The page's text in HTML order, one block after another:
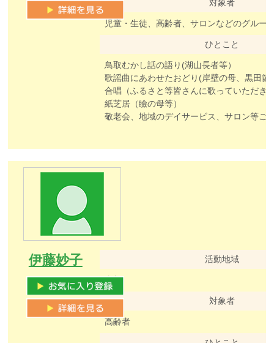
対象者
児童・生徒、高齢者、サロンなどのグルー
ひとこと
鳥取むかし話の語り(湖山長者等）
歌謡曲にあわせたおどり(岸壁の母、黒田節
合唱（ふるさと等皆さんに歌っていただき
紙芝居（瞼の母等）
敬老会、地域のデイサービス、サロン等ご要望がございました
活動地域
東部
対象者
高齢者
伊藤妙子